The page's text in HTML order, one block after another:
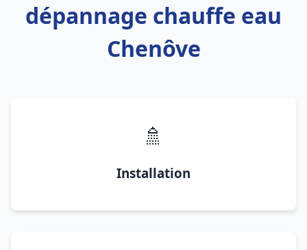
dépannage chauffe eau
Chenôve
🚿
Installation